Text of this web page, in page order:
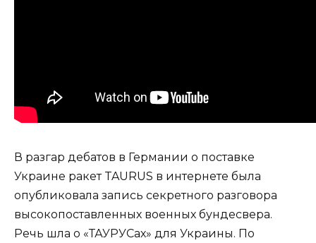
В разгар дебатов в Германии о поставке
Украине ракет TAURUS в интернете была
опубликовала запись секретного разговора
высокопоставленных военных бундесвера.
Речь шла о «ТАУРУСах» для Украины. По